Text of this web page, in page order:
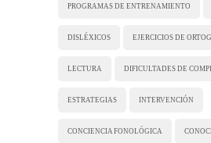
PROGRAMAS DE ENTRENAMIENTO
DISLÉXICOS EJERCICIOS DE
LECTURA DIFICULTADES DE
ESTRATEGIAS INTERVENCIÓN
CONCIENCIA FONOLÓGICA